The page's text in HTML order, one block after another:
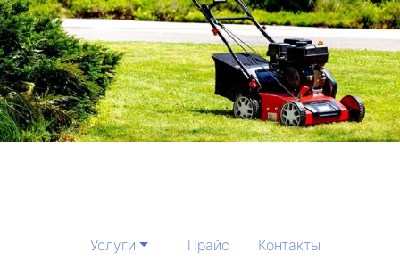
Услуги Прайс Контакты